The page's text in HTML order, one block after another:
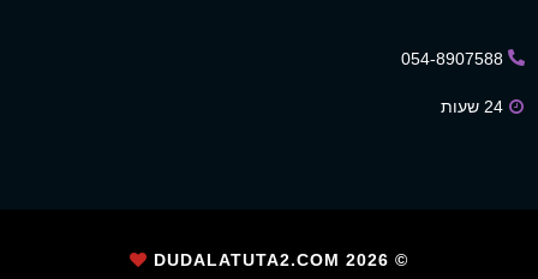
054-8907588
24 שעות
© DUDALATUTA2.COM
2026